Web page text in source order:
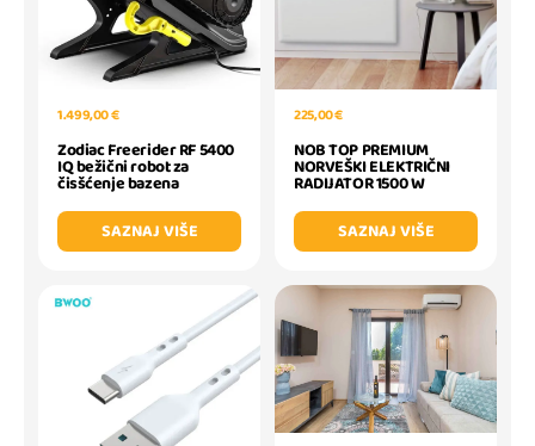
1.499,00 €
Zodiac Freerider RF 5400
IQ bežični robot za
čisšćenje bazena
SAZNAJ VIŠE
225,00 €
NOB TOP PREMIUM
NORVEŠKI ELEKTRIČNI
RADIJATOR 1500 W
SAZNAJ VIŠE